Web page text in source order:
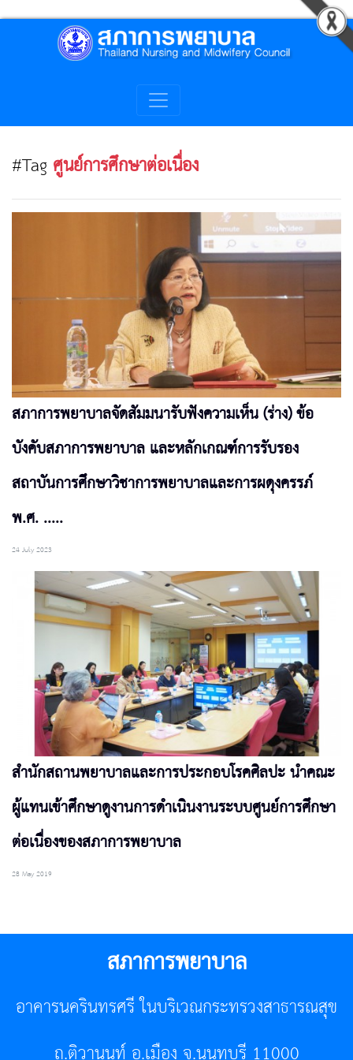
#Tag ศูนย์การศึกษาต่อเนื่อง
สภาการพยาบาลจัดสัมมนารับฟังความเห็น (ร่าง) ข้อ
บังคับสภาการพยาบาล และหลักเกณฑ์การรับรอง
สถาบันการศึกษาวิชาการพยาบาลและการผดุงครรภ์
พ.ศ. .....
24 July 2023
สำนักสถานพยาบาลและการประกอบโรคศิลปะ นำคณะ
ผู้แทนเข้าศึกษาดูงานการดำเนินงานระบบศูนย์การศึกษา
ต่อเนื่องของสภาการพยาบาล
28 May 2019
สภาการพยาบาล
อาคารนครินทรศรี ในบริเวณกระทรวงสาธารณสุข